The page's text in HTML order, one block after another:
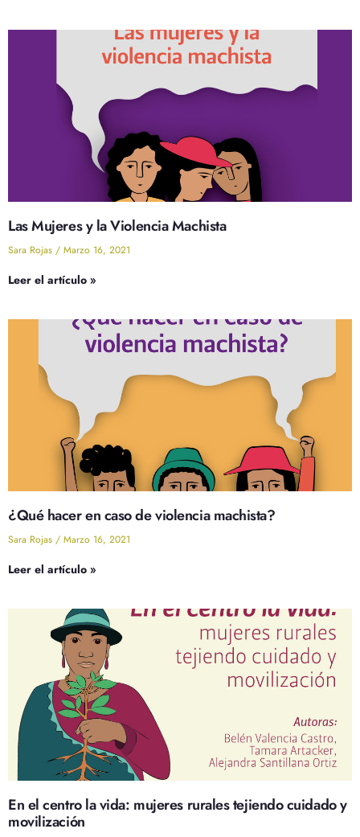
Las Mujeres y la Violencia Machista
Sara Rojas Marzo 16, 2021
Leer el artículo »
¿Qué hacer en caso de violencia machista?
Sara Rojas Marzo 16, 2021
Leer el artículo »
En el centro la vida: mujeres rurales tejiendo cuidado y
movilización